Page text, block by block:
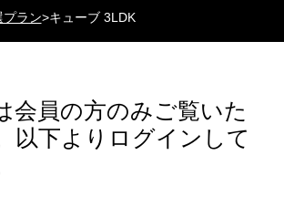
ラン>キューブ 3LDK
会員の方のみご覧いた
以下よりログインして